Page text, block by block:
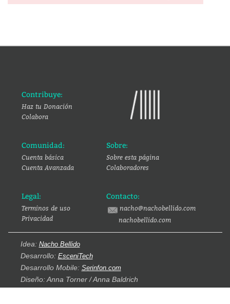
Contribuye:
Haz tu Donación
Colabora
Comunidad:
Cuenta básica
Cuenta Avanzada
Sobre:
Sobre esta página
Colaboradores
Legal:
Terminos de uso
Privacidad
Contacto:
nacho@nachobellido.com
nachobellido.com
Idea: Nacho Bellido
Desarrollo: EsceniTech
Desarrollo Mobile: Serinfon.com
Diseño: Anna Torner / Anna Baldrich